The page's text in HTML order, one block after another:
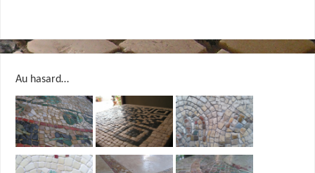
Au hasard…